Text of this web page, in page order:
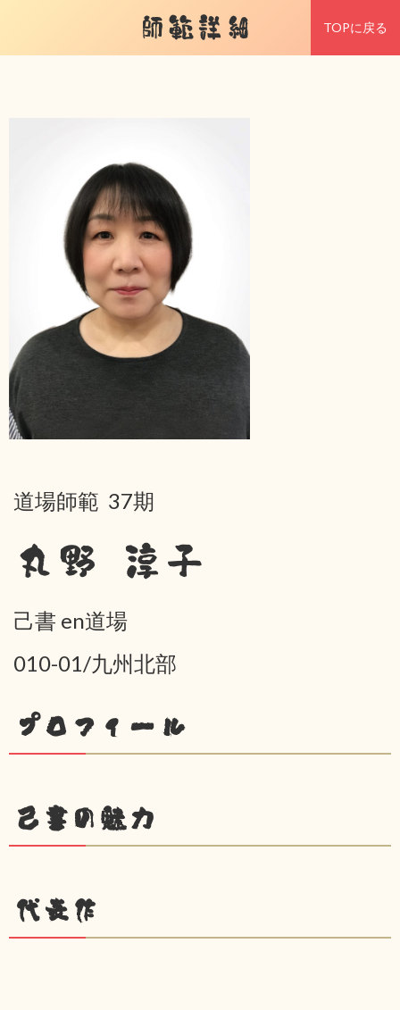
師範詳細 TOPに戻る
道場師範 37期
丸野 淳子
己書 en道場
010-01/九州北部
プロフィール
己書の魅力
代表作